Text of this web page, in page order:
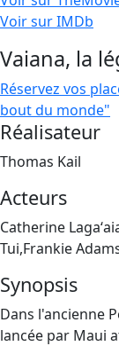
Voir sur IMDb
Vaiana, la
Réservez vos
bout du monde"
Réalisateur
Thomas Kail
Acteurs
Catherine
Tui,Frankie
Synopsis
Dans l'ancienne
lancée par Maui